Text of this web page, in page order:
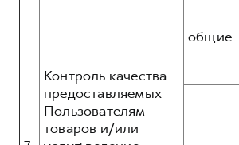
Контроль качества
предоставляемых
Пользователям
товаров и/или
общие